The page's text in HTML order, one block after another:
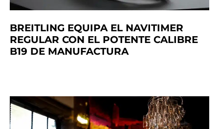
BREITLING EQUIPA EL NAVITIMER
REGULAR CON EL POTENTE CALIBRE
B19 DE MANUFACTURA